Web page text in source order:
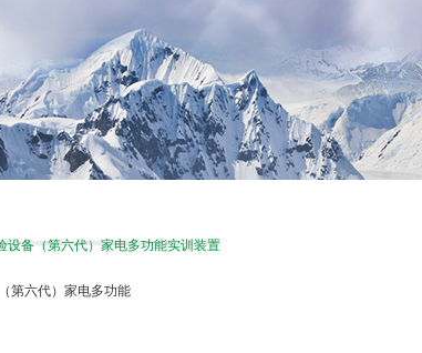
备（第六代）家电多功能实训装置
第六代）家电多功能